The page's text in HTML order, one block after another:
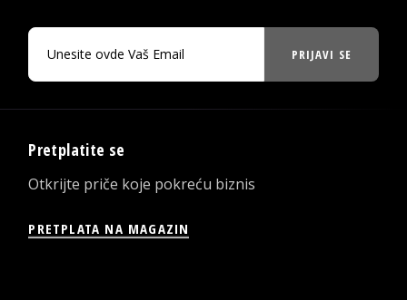
PRIJAVI SE
Pretplatite se
Otkrijte priče koje pokreću biznis
PRETPLATA NA MAGAZIN